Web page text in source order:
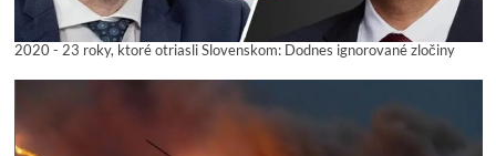
2020 - 23 roky, ktoré otriasli Slovenskom: Dodnes ignorované zločiny